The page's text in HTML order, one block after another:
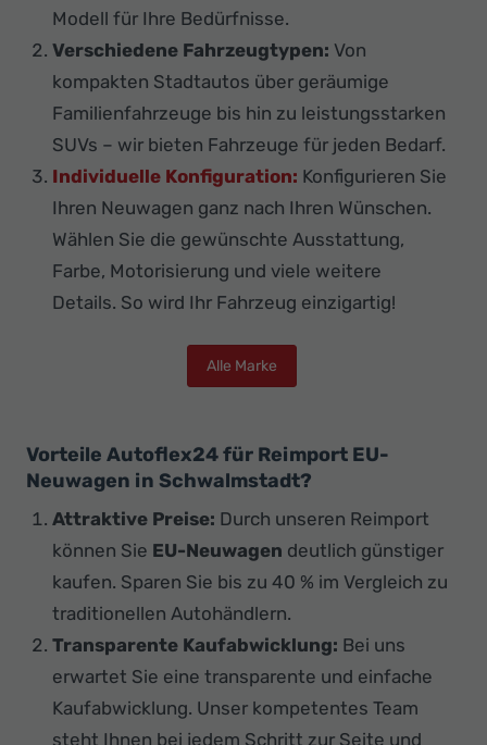
Modell für Ihre Bedürfnisse.
Verschiedene Fahrzeugtypen: Von
kompakten Stadtautos über geräumige
Familienfahrzeuge bis hin zu leistungsstarken
SUVs – wir bieten Fahrzeuge für jeden Bedarf.
Individuelle Konfiguration: Konfigurieren Sie
Ihren Neuwagen ganz nach Ihren Wünschen.
Wählen Sie die gewünschte Ausstattung,
Farbe, Motorisierung und viele weitere
Details. So wird Ihr Fahrzeug einzigartig!
Alle Marke
Vorteile Autoflex24 für Reimport EU-
Neuwagen in Schwalmstadt?
Attraktive Preise: Durch unseren Reimport
können Sie EU-Neuwagen deutlich günstiger
kaufen. Sparen Sie bis zu 40 % im Vergleich zu
traditionellen Autohändlern.
Transparente Kaufabwicklung: Bei uns
erwartet Sie eine transparente und einfache
Kaufabwicklung. Unser kompetentes Team
steht Ihnen bei jedem Schritt zur Seite und